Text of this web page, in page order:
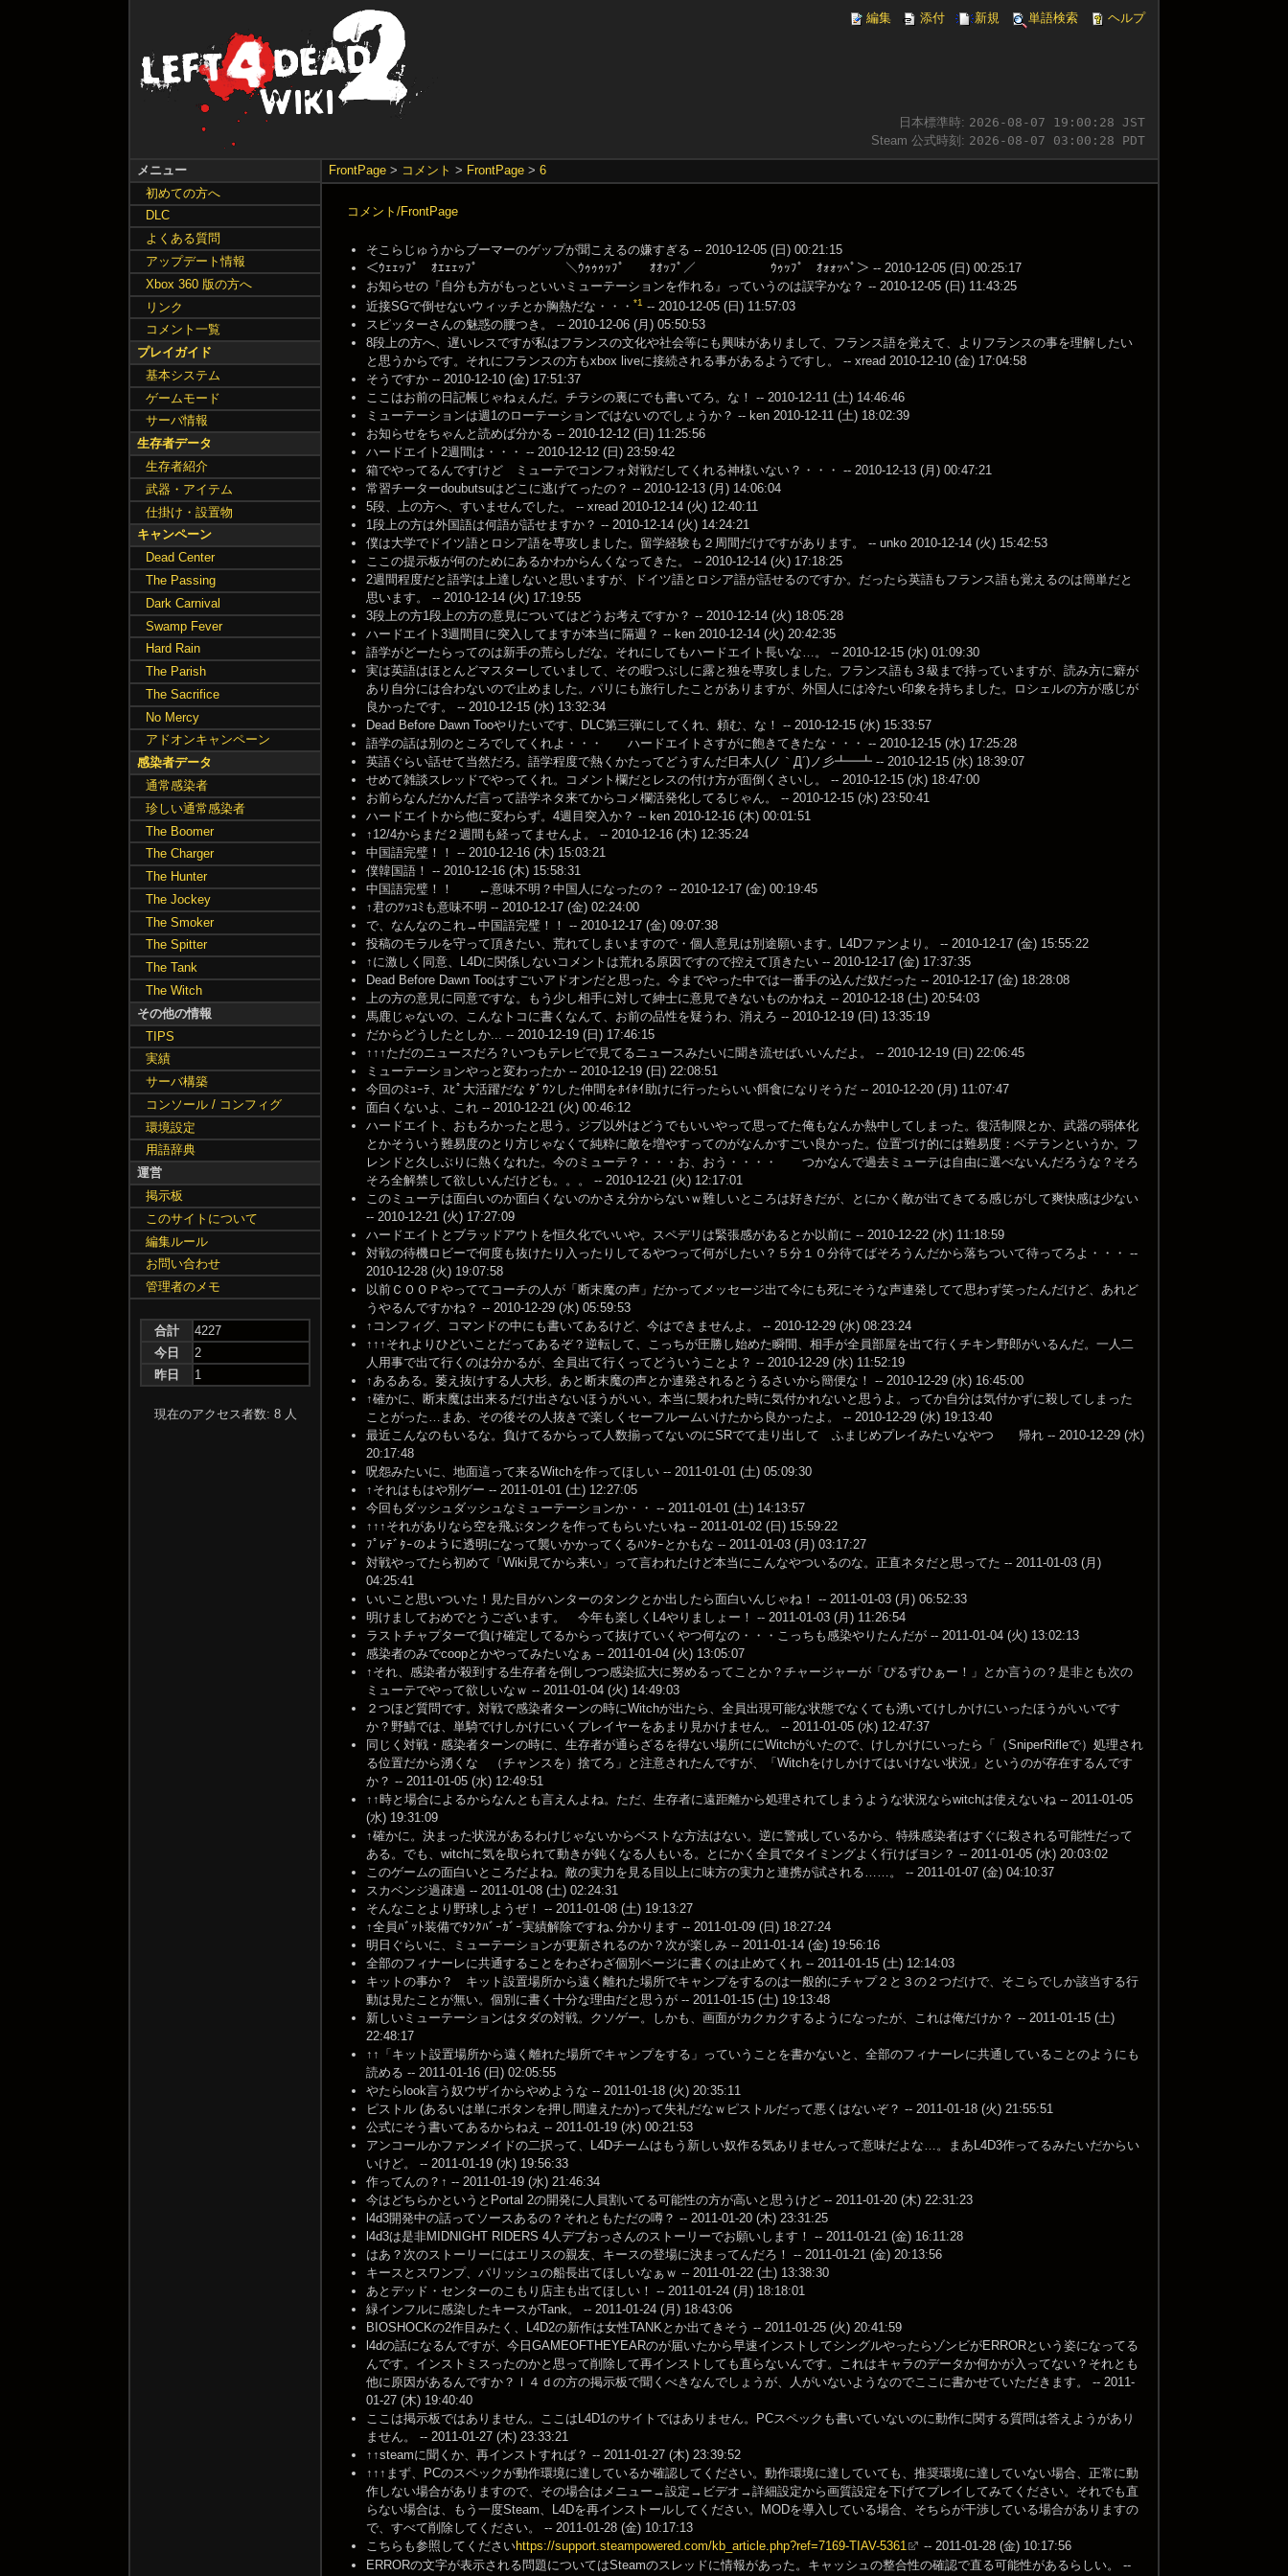
編集 添付 新規 単語検索 ヘルプ
日本標準時: 2026-08-07 19:00:29 JST
Steam 公式時刻: 2026-08-07 03:00:29 PDT
FrontPage> コメント > FrontPage> 6
コメント/FrontPage
そこらじゅうからブーマーのゲップが聞こえるの嫌すぎる -- 2010-12-05 (日) 00:21:15
＜ｳｪｪｯﾌﾟ ｵｴｪｪｯﾌﾟ ＼ｳｩｩｩｯﾌﾟ ｵｵｯﾌﾟ／ ｳｩｯﾌﾟ ｵｫｫｯﾍﾟ＞ -- 2010-12-05 (日) 00:25:17
お知らせの『自分も方がもっといいミューテーションを作れる』っていうのは誤字かな？ -- 2010-12-05 (日) 11:43:25
近接SGで倒せないウィッチとか胸熱だな・・・ *1 -- 2010-12-05 (日) 11:57:03
スピッターさんの魅惑の腰つき。 -- 2010-12-06 (月) 05:50:53
8段上の方へ、遅いレスですが私はフランスの文化や社会等にも興味がありまして、フランス語を覚えて、よりフランスの事を理解したい
と思うからです。それにフランスの方もxbox liveに接続される事があるようですし。 -- xread 2010-12-10 (金) 17:04:58
そうですか -- 2010-12-10 (金) 17:51:37
ここはお前の日記帳じゃねぇんだ。チラシの裏にでも書いてろ。な！ -- 2010-12-11 (土) 14:46:46
ミューテーションは週1のローテーションではないのでしょうか？ -- ken 2010-12-11 (土) 18:02:39
お知らせをちゃんと読めば分かる -- 2010-12-12 (日) 11:25:56
ハードエイト2週間は・・・ -- 2010-12-12 (日) 23:59:42
箱でやってるんですけど ミューテでコンフォ対戦だしてくれる神様いない？・・・ -- 2010-12-13 (月) 00:47:21
常習チーターdoubutsuはどこに逃げてったの？ -- 2010-12-13 (月) 14:06:04
5段、上の方へ、すいませんでした。 -- xread 2010-12-14 (火) 12:40:11
1段上の方は外国語は何語が話せますか？ -- 2010-12-14 (火) 14:24:21
僕は大学でドイツ語とロシア語を専攻しました。留学経験も２周間だけですがあります。 -- unko 2010-12-14 (火) 15:42:53
ここの提示板が何のためにあるかわからんくなってきた。 -- 2010-12-14 (火) 17:18:25
2週間程度だと語学は上達しないと思いますが、ドイツ語とロシア語が話せるのですか。だったら英語もフランス語も覚えるのは簡単だと
思います。 -- 2010-12-14 (火) 17:19:55
3段上の方1段上の方の意見についてはどうお考えですか？ -- 2010-12-14 (火) 18:05:28
ハードエイト3週間目に突入してますが本当に隔週？ -- ken 2010-12-14 (火) 20:42:35
語学がどーたらってのは新手の荒らしだな。それにしてもハードエイト長いな…。 -- 2010-12-15 (水) 01:09:30
実は英語はほとんどマスターしていまして、その暇つぶしに露と独を専攻しました。フランス語も３級まで持っていますが、読み方に癖が
あり自分には合わないので止めました。パリにも旅行したことがありますが、外国人には冷たい印象を持ちました。ロシェルの方が感じが
良かったです。 -- 2010-12-15 (水) 13:32:34
Dead Before Dawn Tooやりたいです、DLC第三弾にしてくれ、頼む、な！ -- 2010-12-15 (水) 15:33:57
語学の話は別のところでしてくれよ・・・ ハードエイトさすがに飽きてきたな・・・ -- 2010-12-15 (水) 17:25:28
英語ぐらい話せて当然だろ。語学程度で熱くかたってどうすんだ日本人(ノ｀Д´)ノ彡┻━┻ -- 2010-12-15 (水) 18:39:07
せめて雑談スレッドでやってくれ。コメント欄だとレスの付け方が面倒くさいし。 -- 2010-12-15 (水) 18:47:00
お前らなんだかんだ言って語学ネタ来てからコメ欄活発化してるじゃん。 -- 2010-12-15 (水) 23:50:41
ハードエイトから他に変わらず。4週目突入か？ -- ken 2010-12-16 (木) 00:01:51
↑12/4からまだ２週間も経ってませんよ。 -- 2010-12-16 (木) 12:35:24
中国語完璧！！ -- 2010-12-16 (木) 15:03:21
僕韓国語！ -- 2010-12-16 (木) 15:58:31
中国語完璧！！ ←意味不明？中国人になったの？ -- 2010-12-17 (金) 00:19:45
↑君のﾂｯｺﾐも意味不明 -- 2010-12-17 (金) 02:24:00
で、なんなのこれ→中国語完璧！！ -- 2010-12-17 (金) 09:07:38
投稿のモラルを守って頂きたい、荒れてしまいますので・個人意見は別途願います。L4Dファンより。 -- 2010-12-17 (金) 15:55:22
↑に激しく同意、L4Dに関係しないコメントは荒れる原因ですので控えて頂きたい -- 2010-12-17 (金) 17:37:35
Dead Before Dawn Tooはすごいアドオンだと思った。今までやった中では一番手の込んだ奴だった -- 2010-12-17 (金) 18:28:08
上の方の意見に同意ですな。もう少し相手に対して紳士に意見できないものかねえ -- 2010-12-18 (土) 20:54:03
馬鹿じゃないの、こんなトコに書くなんて、お前の品性を疑うわ、消えろ -- 2010-12-19 (日) 13:35:19
だからどうしたとしか... -- 2010-12-19 (日) 17:46:15
↑↑↑ただのニュースだろ？いつもテレビで見てるニュースみたいに聞き流せばいいんだよ。 -- 2010-12-19 (日) 22:06:45
ミューテーションやっと変わったか -- 2010-12-19 (日) 22:08:51
今回のﾐｭｰﾃ、ｽﾋﾟ大活躍だな ﾀﾞｳﾝした仲間をﾎｲﾎｲ助けに行ったらいい餌食になりそうだ -- 2010-12-20 (月) 11:07:47
面白くないよ、これ -- 2010-12-21 (火) 00:46:12
ハードエイト、おもろかったと思う。ジブ以外はどうでもいいやって思ってた俺もなんか熱中してしまった。復活制限とか、武器の弱体化
とかそういう難易度のとり方じゃなくて純粋に敵を増やすってのがなんかすごい良かった。位置づけ的には難易度：ベテランというか。フ
レンドと久しぶりに熱くなれた。今のミューテ？・・・お、おう・・・・ つかなんで過去ミューテは自由に選べないんだろうな？そろ
そろ全解禁して欲しいんだけども。。。 -- 2010-12-21 (火) 12:17:01
このミューテは面白いのか面白くないのかさえ分からないｗ難しいところは好きだが、とにかく敵が出てきてる感じがして爽快感は少ない
-- 2010-12-21 (火) 17:27:09
ハードエイトとブラッドアウトを恒久化でいいや。スペデリは緊張感があるとか以前に -- 2010-12-22 (水) 11:18:59
対戦の待機ロビーで何度も抜けたり入ったりしてるやつって何がしたい？５分１０分待てばそろうんだから落ちついて待ってろよ・・・ --
2010-12-28 (火) 19:07:58
以前ＣＯＯＰやっててコーチの人が「断末魔の声」だかってメッセージ出て今にも死にそうな声連発してて思わず笑ったんだけど、あれど
うやるんですかね？ -- 2010-12-29 (水) 05:59:53
↑コンフィグ、コマンドの中にも書いてあるけど、今はできませんよ。 -- 2010-12-29 (水) 08:23:24
↑↑↑それよりひどいことだってあるぞ？逆転して、こっちが圧勝し始めた瞬間、相手が全員部屋を出て行くチキン野郎がいるんだ。一人二
人用事で出て行くのは分かるが、全員出て行くってどういうことよ？ -- 2010-12-29 (水) 11:52:19
↑あるある。萎え抜けする人大杉。あと断末魔の声とか連発されるとうるさいから簡便な！ -- 2010-12-29 (水) 16:45:00
↑確かに、断末魔は出来るだけ出さないほうがいい。本当に襲われた時に気付かれないと思うよ。ってか自分は気付かずに殺してしまった
ことがった…まあ、その後その人抜きで楽しくセーフルームいけたから良かったよ。 -- 2010-12-29 (水) 19:13:40
最近こんなのもいるな。負けてるからって人数揃ってないのにSRでて走り出して ふまじめプレイみたいなやつ 帰れ -- 2010-12-29 (水)
20:17:48
呪怨みたいに、地面這って来るWitchを作ってほしい -- 2011-01-01 (土) 05:09:30
↑それはもはや別ゲー -- 2011-01-01 (土) 12:27:05
今回もダッシュダッシュなミューテーションか・・ -- 2011-01-01 (土) 14:13:57
↑↑↑それがありなら空を飛ぶタンクを作ってもらいたいね -- 2011-01-02 (日) 15:59:22
ﾌﾟﾚﾃﾞﾀｰのように透明になって襲いかかってくるﾊﾝﾀｰとかもな -- 2011-01-03 (月) 03:17:27
対戦やってたら初めて「Wiki見てから来い」って言われたけど本当にこんなやついるのな。正直ネタだと思ってた -- 2011-01-03 (月)
04:25:41
いいこと思いついた！見た目がハンターのタンクとか出したら面白いんじゃね！ -- 2011-01-03 (月) 06:52:33
明けましておめでとうございます。 今年も楽しくL4やりましょー！ -- 2011-01-03 (月) 11:26:54
ラストチャプターで負け確定してるからって抜けていくやつ何なの・・・こっちも感染やりたんだが -- 2011-01-04 (火) 13:02:13
感染者のみでcoopとかやってみたいなぁ -- 2011-01-04 (火) 13:05:07
↑それ、感染者が殺到する生存者を倒しつつ感染拡大に努めるってことか？チャージャーが「ぴるずひぁー！」とか言うの？是非とも次の
ミューテでやって欲しいなｗ -- 2011-01-04 (火) 14:49:03
２つほど質問です。対戦で感染者ターンの時にWitchが出たら、全員出現可能な状態でなくても湧いてけしかけにいったほうがいいです
か？野鯖では、単騎でけしかけにいくプレイヤーをあまり見かけません。 -- 2011-01-05 (水) 12:47:37
同じく対戦・感染者ターンの時に、生存者が通らざるを得ない場所ににWitchがいたので、けしかけにいったら「（SniperRifleで）処理され
る位置だから湧くな （チャンスを）捨てろ」と注意されたんですが、「Witchをけしかけてはいけない状況」というのが存在するんです
か？ -- 2011-01-05 (水) 12:49:51
↑↑時と場合によるからなんとも言えんよね。ただ、生存者に遠距離から処理されてしまうような状況ならwitchは使えないね -- 2011-01-05
(水) 19:31:09
↑確かに。決まった状況があるわけじゃないからベストな方法はない。逆に警戒しているから、特殊感染者はすぐに殺される可能性だって
ある。でも、witchに気を取られて動きが鈍くなる人もいる。とにかく全員でタイミングよく行けばヨシ？ -- 2011-01-05 (水) 20:03:02
このゲームの面白いところだよね。敵の実力を見る目以上に味方の実力と連携が試される……。 -- 2011-01-07 (金) 04:10:37
スカベンジ過疎過 -- 2011-01-08 (土) 02:24:31
そんなことより野球しようぜ！ -- 2011-01-08 (土) 19:13:27
↑全員ﾊﾞｯﾄ装備でﾀﾝｸﾊﾞｰｶﾞｰ実績解除ですね､分かります -- 2011-01-09 (日) 18:27:24
明日ぐらいに、ミューテーションが更新されるのか？次が楽しみ -- 2011-01-14 (金) 19:56:16
全部のフィナーレに共通することをわざわざ個別ページに書くのは止めてくれ -- 2011-01-15 (土) 12:14:03
キットの事か？ キット設置場所から遠く離れた場所でキャンプをするのは一般的にチャプ２と３の２つだけで、そこらでしか該当する行
動は見たことが無い。個別に書く十分な理由だと思うが -- 2011-01-15 (土) 19:13:48
新しいミューテーションはタダの対戦。クソゲー。しかも、画面がカクカクするようになったが、これは俺だけか？ -- 2011-01-15 (土)
22:48:17
↑↑「キット設置場所から遠く離れた場所でキャンプをする」っていうことを書かないと、全部のフィナーレに共通していることのようにも
読める -- 2011-01-16 (日) 02:05:55
やたらlook言う奴ウザイからやめような -- 2011-01-18 (火) 20:35:11
ピストル (あるいは単にボタンを押し間違えたか)って失礼だなｗピストルだって悪くはないぞ？ -- 2011-01-18 (火) 21:55:51
公式にそう書いてあるからねえ -- 2011-01-19 (水) 00:21:53
アンコールかファンメイドの二択って、L4Dチームはもう新しい奴作る気ありませんって意味だよな…。まあL4D3作ってるみたいだからい
いけど。 -- 2011-01-19 (水) 19:56:33
作ってんの？↑ -- 2011-01-19 (水) 21:46:34
今はどちらかというとPortal 2の開発に人員割いてる可能性の方が高いと思うけど -- 2011-01-20 (木) 22:31:23
l4d3開発中の話ってソースあるの？それともただの噂？ -- 2011-01-20 (木) 23:31:25
l4d3は是非MIDNIGHT RIDERS 4人デブおっさんのストーリーでお願いします！ -- 2011-01-21 (金) 16:11:28
はあ？次のストーリーにはエリスの親友、キースの登場に決まってんだろ！ -- 2011-01-21 (金) 20:13:56
キースとスワンプ、パリッシュの船長出てほしいなぁｗ -- 2011-01-22 (土) 13:38:30
あとデッド・センターのこもり店主も出てほしい！ -- 2011-01-24 (月) 18:18:01
緑インフルに感染したキースがTank。 -- 2011-01-24 (月) 18:43:06
BIOSHOCKの2作目みたく、L4D2の新作は女性TANKとか出てきそう -- 2011-01-25 (火) 20:41:59
l4dの話になるんですが、今日GAMEOFTHEYEARのが届いたから早速インストしてシングルやったらゾンビがERRORという姿になってる
んです。インストミスったのかと思って削除して再インストしても直らないんです。これはキャラのデータか何かが入ってない？それとも
他に原因があるんですか？ｌ４ｄの方の掲示板で聞くべきなんでしょうが、人がいないようなのでここに書かせていただきます。 -- 2011-
01-27 (木) 19:40:40
ここは掲示板ではありません。ここはL4D1のサイトではありません。PCスペックも書いていないのに動作に関する質問は答えようがあり
ません。 -- 2011-01-27 (木) 23:33:21
↑↑steamに聞くか、再インストすれば？ -- 2011-01-27 (木) 23:39:52
↑↑↑まず、PCのスペックが動作環境に達しているか確認してください。動作環境に達していても、推奨環境に達していない場合、正常に動
作しない場合がありますので、その場合はメニュー→設定→ビデオ→詳細設定から画質設定を下げてプレイしてみてください。それでも直
らない場合は、もう一度Steam、L4Dを再インストールしてください。MODを導入している場合、そちらが干渉している場合がありますの
で、すべて削除してください。 -- 2011-01-28 (金) 10:17:13
こちらも参照してくださいhttps://support.steampowered.com/kb_article.php?ref=7169-TIAV-5361
-- 2011-01-28 (金) 10:17:56
ERRORの文字が表示される問題についてはSteamのスレッドに情報があった。キャッシュの整合性の確認で直る可能性があるらしい。 --
メニュー
初めての方へ
DLC
よくある質問
アップデート情報
Xbox 360 版の方へ
リンク
コメント一覧
プレイガイド
基本システム
ゲームモード
サーバ情報
生存者データ
生存者紹介
武器・アイテム
仕掛け・設置物
キャンペーン
Dead Center
The Passing
Dark Carnival
Swamp Fever
Hard Rain
The Parish
The Sacrifice
No Mercy
アドオンキャンペーン
感染者データ
通常感染者
珍しい通常感染者
The Boomer
The Charger
The Hunter
The Jockey
The Smoker
The Spitter
The Tank
The Witch
その他の情報
TIPS
実績
サーバ構築
コンソール / コンフィグ
環境設定
用語辞典
運営
掲示板
このサイトについて
編集ルール
お問い合わせ
管理者のメモ
合計
4227
今日
2
昨日
1
現在のアクセス者数: 8 人